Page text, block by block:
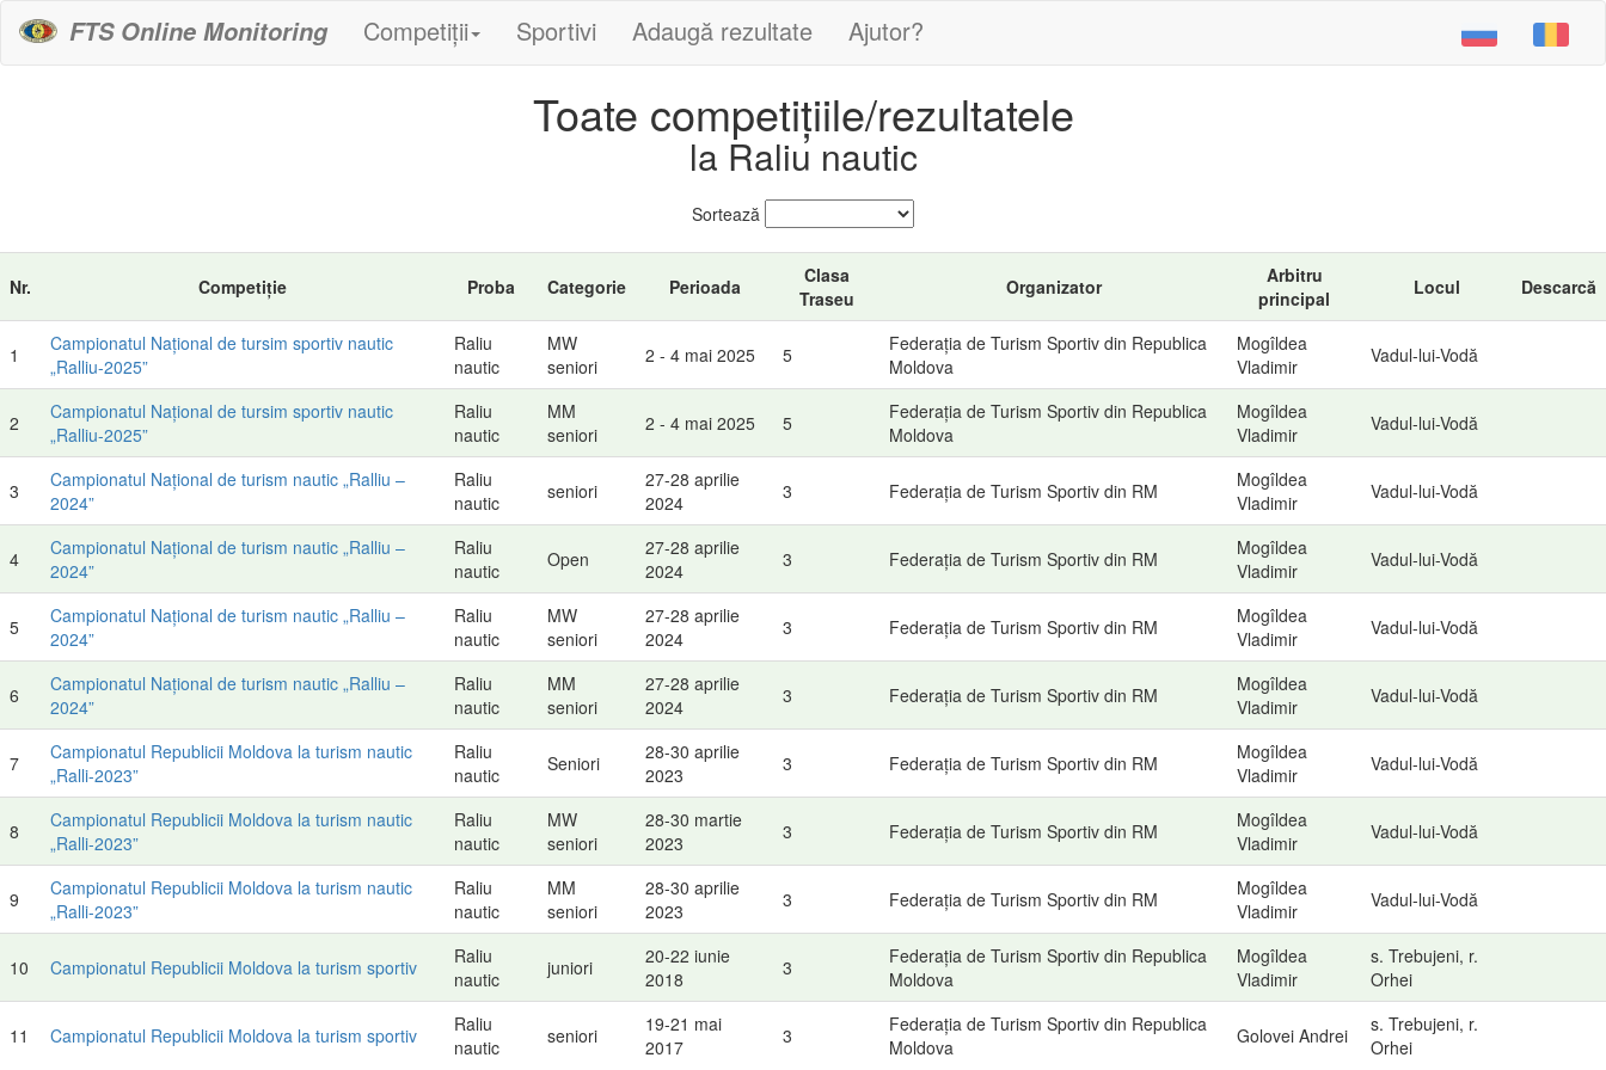
FTS Online Monitoring Competiții Sportivi Adaugă rezultate Ajutor?
Toate competițiile/rezultatele
la Raliu nautic
Sortează
Nr. Competiție Proba Categorie Perioada
Clasa
Traseu
Organizator
Arbitru
principal
Locul Descarcă
1
Campionatul Național de tursim sportiv nautic
„Ralliu-2025”
Raliu
nautic
MW
seniori
2 - 4 mai 2025 5
Federația de Turism Sportiv din Republica
Moldova
Mogîldea
Vladimir
Vadul-lui-Vodă
2
Campionatul Național de tursim sportiv nautic
„Ralliu-2025”
Raliu
nautic
MM
seniori
2 - 4 mai 2025 5
Federația de Turism Sportiv din Republica
Moldova
Mogîldea
Vladimir
Vadul-lui-Vodă
3
Campionatul Național de turism nautic „Ralliu –
2024”
Raliu
nautic
seniori
27-28 aprilie
2024
3 Federația de Turism Sportiv din RM
Mogîldea
Vladimir
Vadul-lui-Vodă
4
Campionatul Național de turism nautic „Ralliu –
2024”
Raliu
nautic
Open
27-28 aprilie
2024
3 Federația de Turism Sportiv din RM
Mogîldea
Vladimir
Vadul-lui-Vodă
5
Campionatul Național de turism nautic „Ralliu –
2024”
Raliu
nautic
MW
seniori
27-28 aprilie
2024
3 Federația de Turism Sportiv din RM
Mogîldea
Vladimir
Vadul-lui-Vodă
6
Campionatul Național de turism nautic „Ralliu –
2024”
Raliu
nautic
MM
seniori
27-28 aprilie
2024
3 Federația de Turism Sportiv din RM
Mogîldea
Vladimir
Vadul-lui-Vodă
7
Campionatul Republicii Moldova la turism nautic
„Ralli-2023”
Raliu
nautic
Seniori
28-30 aprilie
2023
3 Federația de Turism Sportiv din RM
Mogîldea
Vladimir
Vadul-lui-Vodă
8
Campionatul Republicii Moldova la turism nautic
„Ralli-2023”
Raliu
nautic
MW
seniori
28-30 martie
2023
3 Federația de Turism Sportiv din RM
Mogîldea
Vladimir
Vadul-lui-Vodă
9
Campionatul Republicii Moldova la turism nautic
„Ralli-2023”
Raliu
nautic
MM
seniori
28-30 aprilie
2023
3 Federația de Turism Sportiv din RM
Mogîldea
Vladimir
Vadul-lui-Vodă
10 Campionatul Republicii Moldova la turism sportiv
Raliu
nautic
juniori
20-22 iunie
2018
3
Federația de Turism Sportiv din Republica
Moldova
Mogîldea
Vladimir
s. Trebujeni, r.
Orhei
11 Campionatul Republicii Moldova la turism sportiv
Raliu
nautic
seniori
19-21 mai
2017
3
Federația de Turism Sportiv din Republica
Moldova
Golovei Andrei
s. Trebujeni, r.
Orhei